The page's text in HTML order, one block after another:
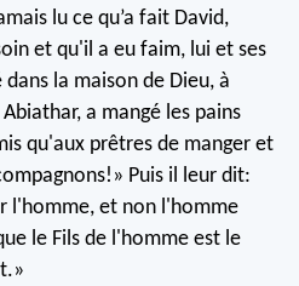
lu ce qu’a fait David,
et qu'il a eu faim, lui et ses
la maison de Dieu, à
a mangé les pains
qu'aux prêtres de manger et
Puis il leur dit:
l'homme, et non l'homme
le Fils de l'homme est le